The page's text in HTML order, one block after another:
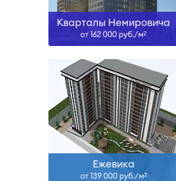
Кварталы Немировича
от 162 000 руб./м2
Ежевика
от 139 000 руб./м2
Сдан, II-27
Узнать больше